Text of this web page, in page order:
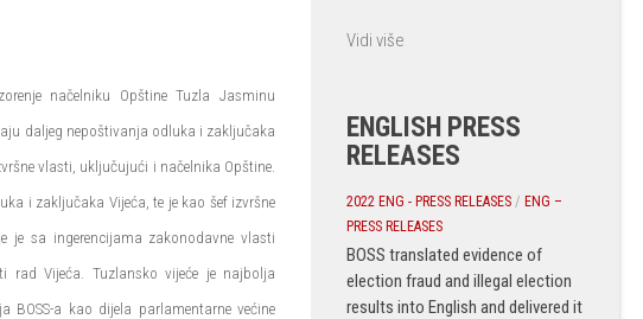
načelniku Opštine Tuzla Jasminu
daljeg nepoštivanja odluka i zaključaka
vlasti, uključujući i načelnika Opštine.
i zaključaka Vijeća, te je kao šef izvršne
je sa ingerencijama zakonodavne vlasti
Vijeća. Tuzlansko vijeće je najbolja
a kao dijela parlamentarne većine
Vidi više
ENGLISH PRESS
RELEASES
2022 ENG - PRESS RELEASES / ENG –
PRESS RELEASES
BOSS translated evidence of
election fraud and illegal election
results into English and delivered it